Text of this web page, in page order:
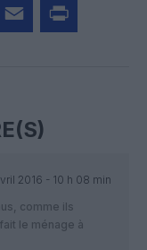
2016 - 10 h 08 min
comme ils
le ménage à